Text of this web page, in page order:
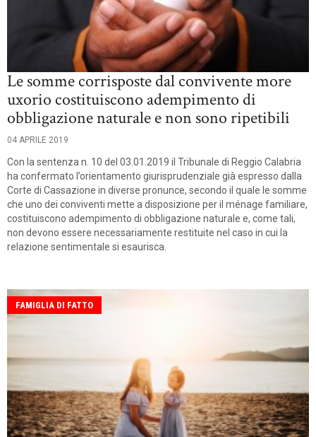
Le somme corrisposte dal convivente more
uxorio costituiscono adempimento di
obbligazione naturale e non sono ripetibili
04 APRILE 2019
Con la sentenza n. 10 del 03.01.2019 il Tribunale di Reggio Calabria
ha confermato l’orientamento giurisprudenziale già espresso dalla
Corte di Cassazione in diverse pronunce, secondo il quale le somme
che uno dei conviventi mette a disposizione per il ménage familiare,
costituiscono adempimento di obbligazione naturale e, come tali,
non devono essere necessariamente restituite nel caso in cui la
relazione sentimentale si esaurisca.
FAMIGLIA DI FATTO